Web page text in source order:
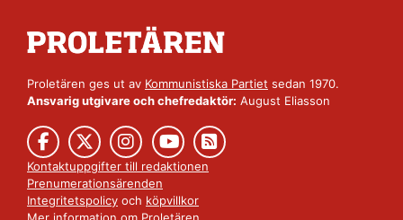
Proletären ges ut av Kommunistiska Partiet sedan 1970.
Ansvarig utgivare och chefredaktör: August Eliasson
Kontaktuppgifter till redaktionen
Prenumerationsärenden
Integritetspolicy och köpvillkor